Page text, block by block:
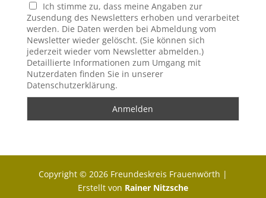
Ich stimme zu, dass meine Angaben zur
Zusendung des Newsletters erhoben und verarbeitet
werden. Die Daten werden bei Abmeldung vom
Newsletter wieder gelöscht. (Sie können sich
jederzeit wieder vom Newsletter abmelden.)
Detaillierte Informationen zum Umgang mit
Nutzerdaten finden Sie in unserer
Datenschutzerklärung.
Copyright © 2026 Freundeskreis Frauenwörth |
Erstellt von Rainer Nitzsche